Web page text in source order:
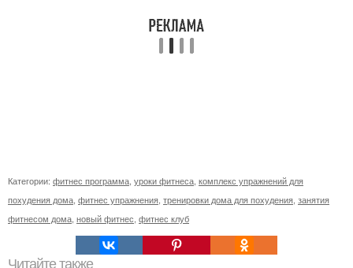
Категории: фитнес программа, уроки фитнеса, комплекс упражнений для
похудения дома, фитнес упражнения, тренировки дома для похудения, занятия
фитнесом дома, новый фитнес, фитнес клуб
Читайте также